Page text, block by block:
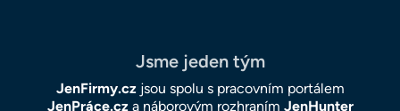
Jsme jeden tým
JenFirmy.czjsou spolu s pracovním portálem
JenPráce.cza náborovým rozhraním JenHunter